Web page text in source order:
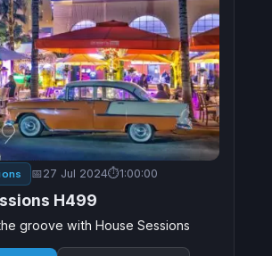
27 Jul 2024 1:00:00
H499
groove with House Sessions